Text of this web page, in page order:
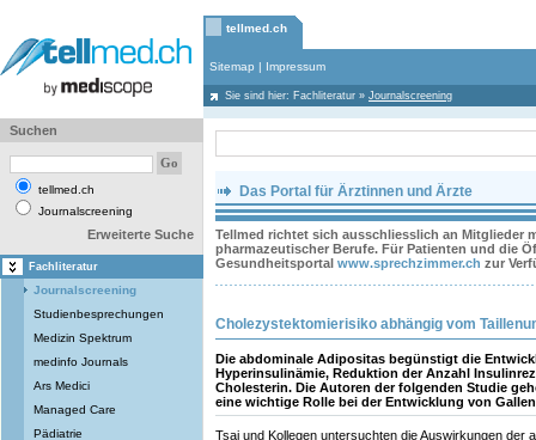
tellmed.ch
Sitemap | Impressum
Sie sind hier: Fachliteratur » Journalscreening
Suchen
tellmed.ch
Journalscreening
Erweiterte Suche
Fachliteratur
Journalscreening
Studienbesprechungen
Medizin Spektrum
medinfo Journals
Ars Medici
Managed Care
Pädiatrie
Das Portal für Ärztinnen und Ärzte
Tellmed richtet sich ausschliesslich an Mitglieder
pharmazeutischer Berufe. Für Patienten und die
Gesundheitsportal www.sprechzimmer.ch zur
Cholezystektomierisiko abhängig vom
Die abdominale Adipositas begünstigt die
Hyperinsulinämie, Reduktion der Anzahl
Cholesterin. Die Autoren der folgenden Studie
eine wichtige Rolle bei der Entwicklung von
Tsai und Kollegen untersuchten die Auswirkungen der